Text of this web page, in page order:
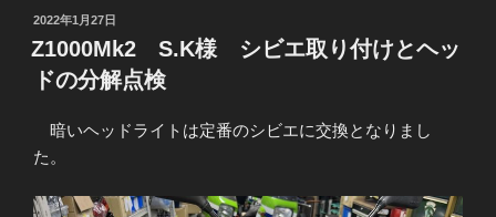
様
エ
ン
ジ
腰
組
投
稿
日:
2022年1月27日
Z1000Mk2 S.K様 シビエ取り付けとヘッ
ドの分解点検
暗いヘッドライトは定番のシビエに交換となりまし
た。